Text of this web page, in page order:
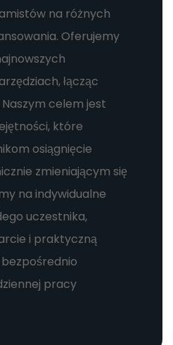
na różnych
Oferujemy
łącząc
celem jest
które
osiągnięcie
zmieniającym się
na indywidualne
uczestnika,
i praktyczną
pracy